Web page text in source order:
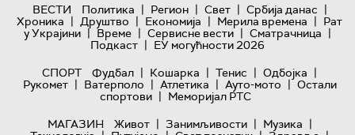
ВЕСТИ Политика | Регион | Свет | Србија данас |
Хроника | Друштво | Економија | Мерила времена | Рат
у Украјини | Време | Сервисне вести | Сматрачница |
Подкаст | ЕУ могућности 2026
СПОРТ
Фудбал | Кошарка | Тенис | Одбојка |
Рукомет | Ватерполо | Атлетика | Ауто-мото | Остали
спортови | Меморијал РТС
МАГАЗИН
Живот | Занимљивости | Музика |